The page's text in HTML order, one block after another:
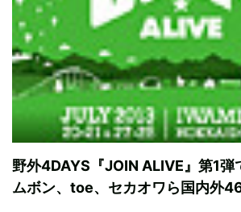
野外4DAYS『JOIN ALIVE』第1弾
ムボン、toe、セカオワら国内外